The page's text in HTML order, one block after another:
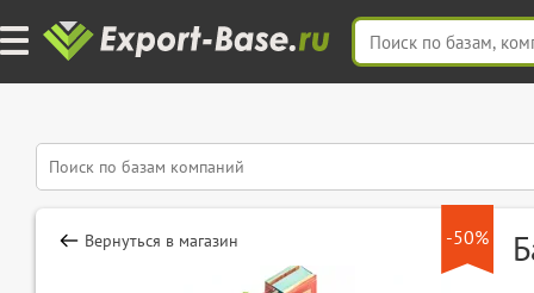
-50%
Вернуться в магазин